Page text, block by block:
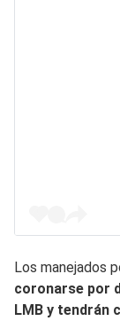
Los manejados
coronarse por
LMB y tendrán